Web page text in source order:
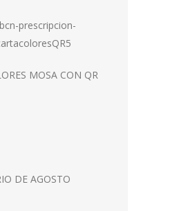
MOSA CON QR
DE AGOSTO